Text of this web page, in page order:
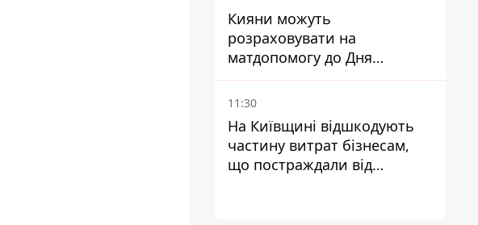
Кияни можуть
розраховувати на
матдопомогу до Дня
незалежності - кому її
дадуть
11:30
На Київщині відшкодують
частину витрат бізнесам,
що постраждали від